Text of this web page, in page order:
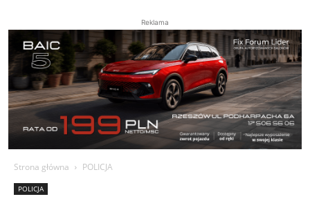
Reklama
Strona główna POLICJA
POLICJA